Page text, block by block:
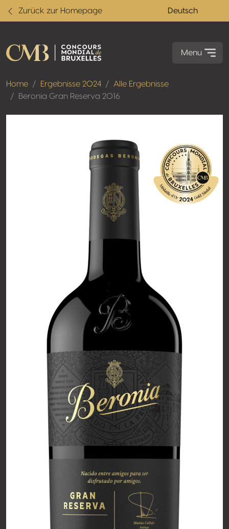
Zurück zur Homepage Deutsch
Menu
Home Ergebnisse 2024
Alle Ergebnisse
Beronia Gran Reserva 2016